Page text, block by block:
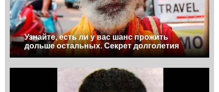
Узнайте, есть ли у вас шанс прожить
дольше остальных. Секрет долголетия